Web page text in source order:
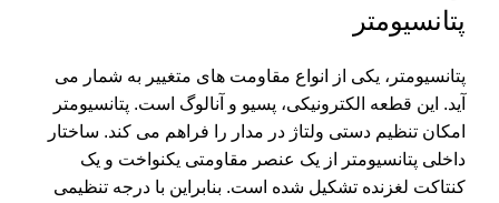
پتانسیومتر
پتانسیومتر ، یکی از انواع مقاومت های متغییر به شمار می
آید. این قطعه الکترونیکی، پسیو و آنالوگ است. پتانسیومتر
امکان تنظیم دستی ولتاژ در مدار را فراهم می کند. ساختار
داخلی پتانسیومتر از یک عنصر مقاومتی یکنواخت و یک
کنتاکت لغزنده تشکیل شده است. بنابراین با درجه‌ تنظیمی